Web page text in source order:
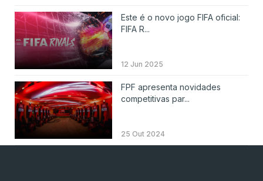
Este é o novo jogo FIFA oficial:
FIFA R...
12 Jun 2025
FPF apresenta novidades
competitivas par...
25 Out 2024